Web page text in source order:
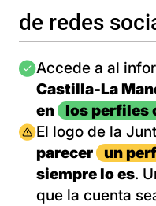
de redes
Imagen
Accede a al
Castilla-La
en
los perfiles
Imagen
El logo de la
parecer
un
siempre lo es.
que la cuenta